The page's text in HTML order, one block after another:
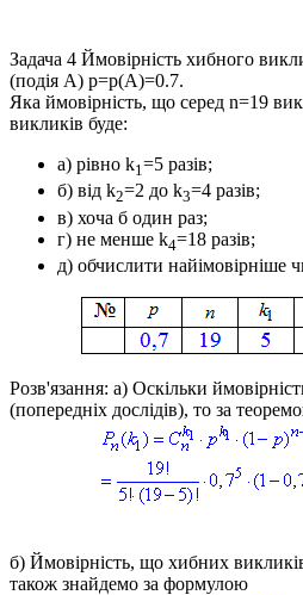
Задача 4 Ймовірність хибного
(подія A) p=p(A)=0.7.
Яка ймовірність, що серед n=19
викликів буде:
а) рівно k1=5 разів;
б) від k2=2 до k3=4 разів;
в) хоча б один раз;
г) не менше k4=18 разів;
д) обчислити найімовірніше
Розв'язання: а) Оскільки
(попередніх дослідів), то за
б) Ймовірність, що хибних
також знайдемо за формулою